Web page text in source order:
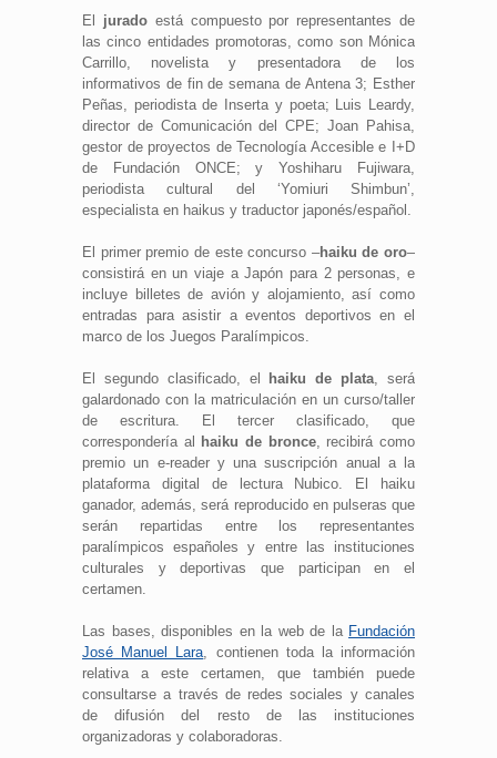
El juradoestá compuesto por representantes de
las cinco entidades promotoras, como son Mónica
Carrillo, novelista y presentadora de los
informativos de fin de semana de Antena 3; Esther
Peñas, periodista de Inserta y poeta; Luis Leardy,
director de Comunicación del CPE; Joan Pahisa,
gestor de proyectos de Tecnología Accesible e I+D
de Fundación ONCE; y Yoshiharu Fujiwara,
periodista cultural del ‘Yomiuri Shimbun’,
especialista en haikus y traductor japonés/español.
El primer premio de este concurso –haiku de oro–
consistirá en un viaje a Japón para 2 personas, e
incluye billetes de avión y alojamiento, así como
entradas para asistir a eventos deportivos en el
marco de los Juegos Paralímpicos.
El segundo clasificado, el haiku de plata, será
galardonado con la matriculación en un curso/taller
de escritura. El tercer clasificado, que
correspondería al
haiku de bronce, recibirá como
premio un e-reader y una suscripción anual a la
plataforma digital de lectura Nubico. El haiku
ganador, además, será reproducido en pulseras que
serán repartidas entre los representantes
paralímpicos españoles y entre las instituciones
culturales y deportivas que participan en el
certamen.
Las bases, disponibles en la web de la Fundación
José Manuel Lara, contienen toda la información
relativa a este certamen, que también puede
consultarse a través de redes sociales y canales
de difusión del resto de las instituciones
organizadoras y colaboradoras.